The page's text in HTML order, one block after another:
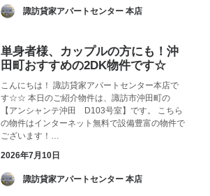
­ 諏訪貸家アパートセンター 本店
単身者様、カップルの方にも！沖
田町おすすめの2DK物件です☆
こんにちは！ 諏訪貸家アパートセンター本店で
す☆☆ 本日のご紹介物件は、諏訪市沖田町の
【アンシャンテ沖田 D103号室】です。 こちら
の物件はインターネット無料で設備豊富の物件で
ございます！…
2026年7月10日
­ 諏訪貸家アパートセンター 本店